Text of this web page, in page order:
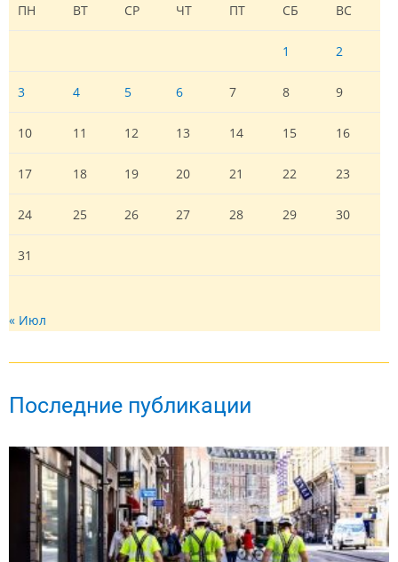
ПН
ВТ СР ЧТ ПТ СБ ВС
1 2
3 4 5 6 7 8 9
10 11 12 13 14 15 16
17 18 19 20 21 22 23
24 25 26 27 28 29 30
31
« Июл
Последние публикации